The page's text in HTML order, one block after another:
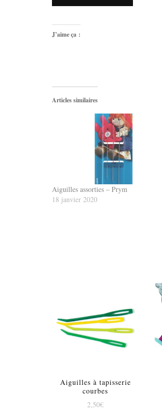
J’aime ça :
Articles similaires
Aiguilles assorties – Prym
18 janvier 2020
Aiguilles à tapisserie
courbes
2,50€